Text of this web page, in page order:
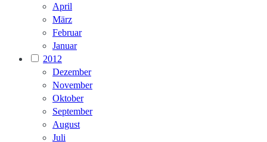
April
März
Februar
Januar
2012
Dezember
November
Oktober
September
August
Juli